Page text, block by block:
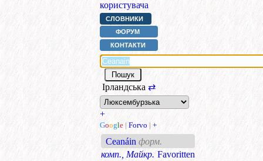
користувача
СЛОВНИКИ
ФОРУМ
КОНТАКТИ
Ірландська ⇄
+
Google | Forvo | +
Ceanáin форм.
комп., Майкр. Favoritten